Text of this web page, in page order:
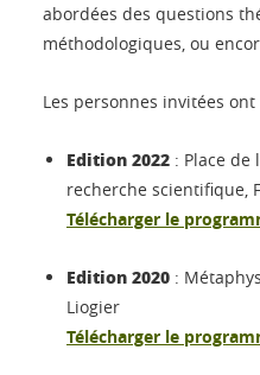
abordées des questions
méthodologiques, ou
Les personnes invitées ont
Edition 2022 : Place de
recherche scientifique,
Télécharger le
Edition 2020 :
Liogier
Télécharger le